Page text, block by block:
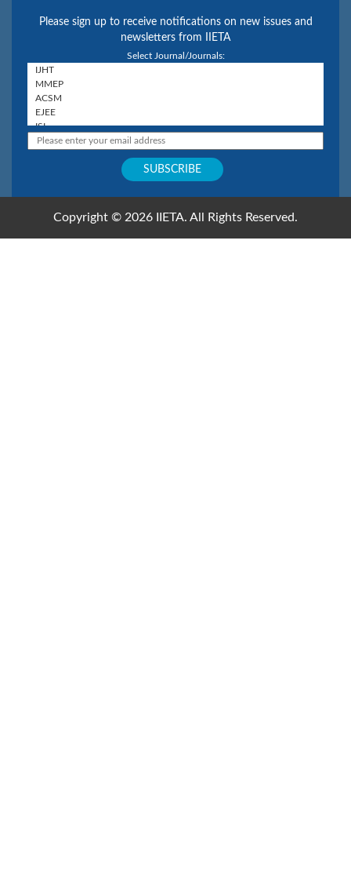
Please sign up to receive notifications on new issues and
newsletters from IIETA
Select Journal/Journals:
Copyright © 2026 IIETA. All Rights Reserved.